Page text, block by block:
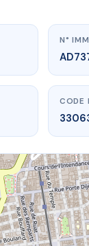
1
1 r de la
N°
CODE